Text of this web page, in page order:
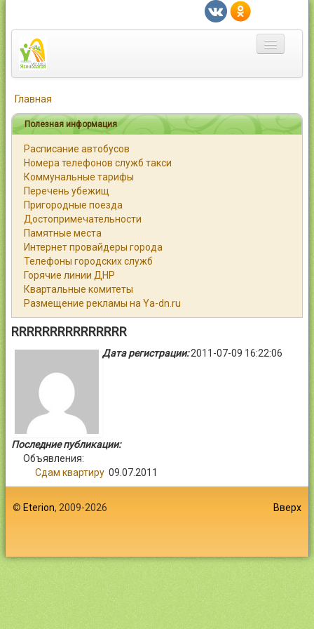
Город
Статьи
Каталог
Справочник
Работа
Объявления
Помощь
Контакты
Главная
Полезная информация
Расписание автобусов
Номера телефонов служб такси
Коммунальные тарифы
Перечень убежищ
Пригородные поезда
Достопримечательности
Памятные места
Интернет провайдеры города
Телефоны городских служб
Горячие линии ДНР
Квартальные комитеты
Размещение рекламы на Ya-dn.ru
RRRRRRRRRRRRRRR
Дата регистрации:2011-07-09 16:22:06
Последние публикации:
Объявления:
Сдам квартиру 09.07.2011
© Eterion, 2009-2026 Вверх